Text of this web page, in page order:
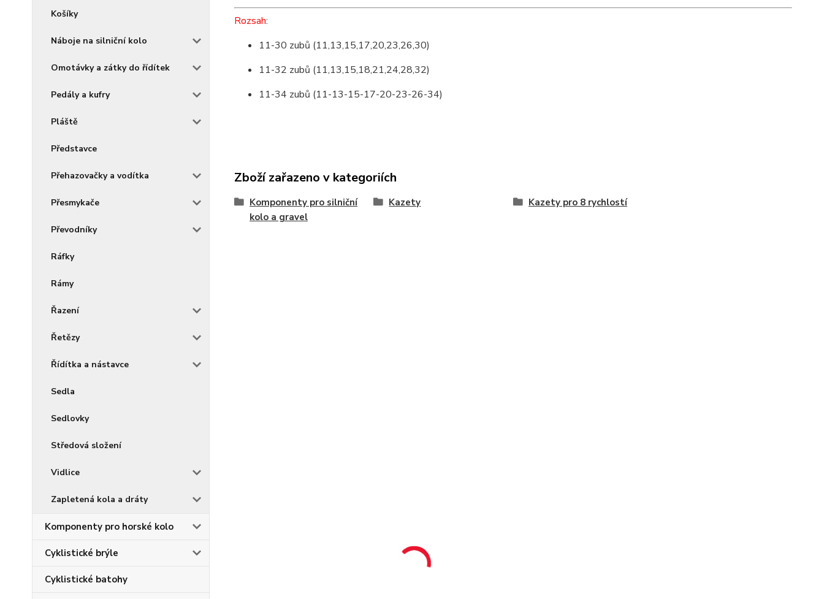
Košíky
Náboje na silniční kolo
Omotávky a zátky do řídítek
Pedály a kufry
Pláště
Představce
Přehazovačky a vodítka
Přesmykače
Převodníky
Ráfky
Rámy
Řazení
Řetězy
Řídítka a nástavce
Sedla
Sedlovky
Středová složení
Vidlice
Zapletená kola a dráty
Komponenty pro horské kolo
Cyklistické brýle
Cyklistické batohy
Rozsah:
11-30 zubů (11,13,15,17,20,23,26,30)
11-32 zubů (11,13,15,18,21,24,28,32)
11-34 zubů (11-13-15-17-20-23-26-34)
Zboží zařazeno v kategoriích
Komponenty pro silniční
kolo a gravel
Kazety Kazety pro 8 rychlostí